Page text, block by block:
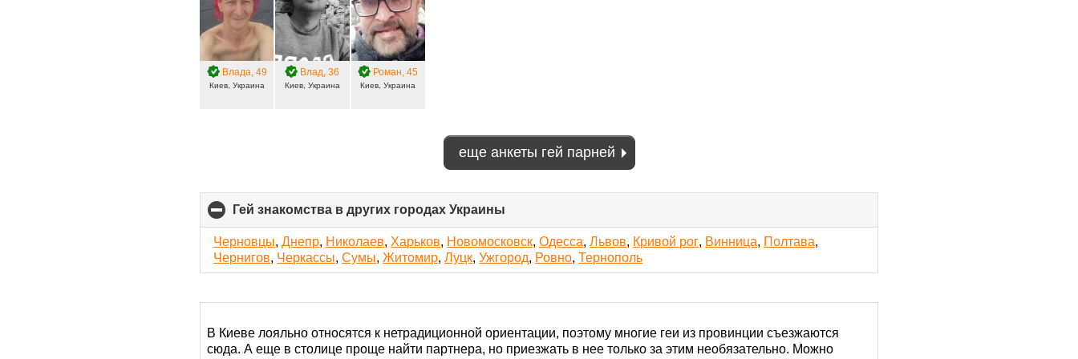
Влада, 49
Киев, Украина
Влад, 36
Киев, Украина
Роман, 45
Киев, Украина
еще анкеты гей парней
Гей знакомства в других городах Украины
to
collapse
contents
Черновцы,Днепр, Николаев, Харьков, Новомосковск,Одесса,Львов, Кривой рог, Винница, Полтава,
Чернигов, Черкассы,Сумы,Житомир,Луцк,Ужгород, Ровно,Тернополь
В Киеве лояльно относятся к нетрадиционной ориентации, поэтому многие геи из провинции съезжаются
сюда. А еще в столице проще найти партнера, но приезжать в нее только за этим необязательно. Можно